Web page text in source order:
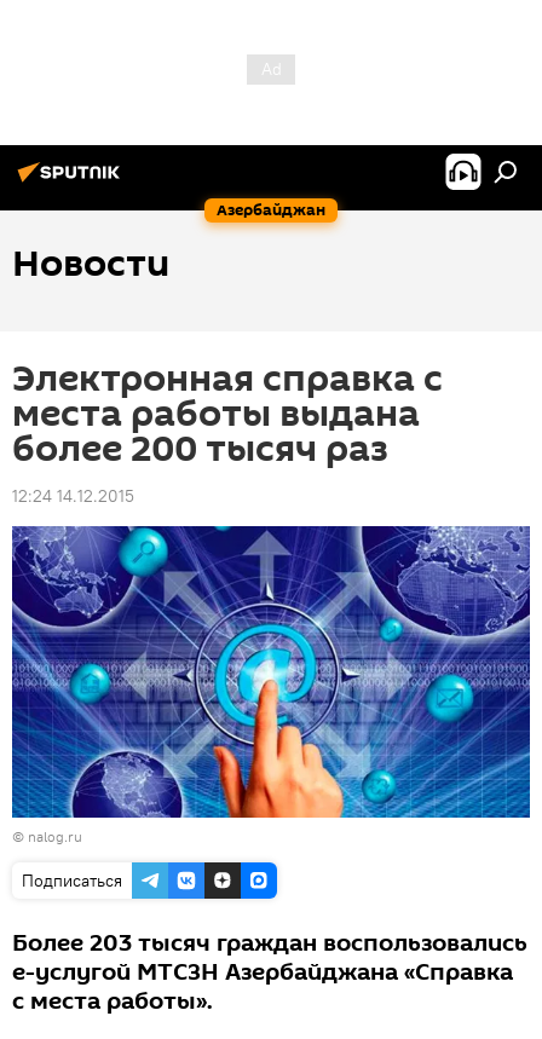
Азербайджан
Новости
Электронная справка с
места работы выдана
более 200 тысяч раз
12:24 14.12.2015
© nalog.ru
Подписаться
Более 203 тысяч граждан воспользовались
е-услугой МТСЗН Азербайджана «Справка
с места работы».